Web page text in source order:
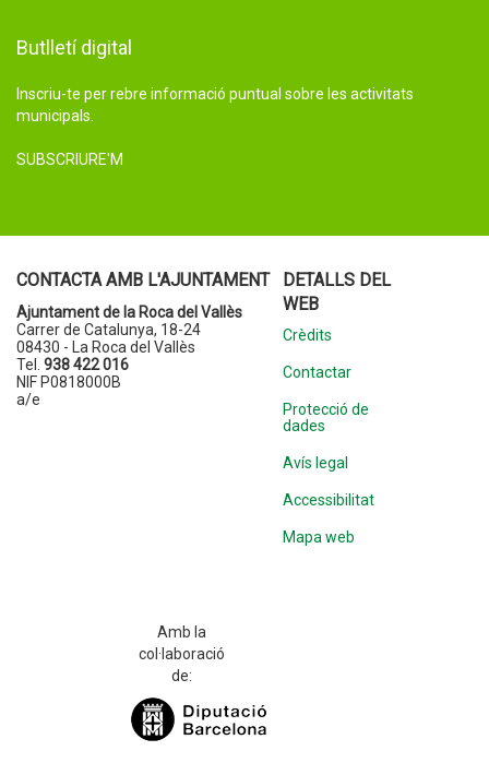
Butlletí digital
Inscriu-te per rebre informació puntual sobre les activitats
municipals.
SUBSCRIURE'M
CONTACTA AMB L'AJUNTAMENT
Ajuntament de la Roca del Vallès
Carrer de Catalunya, 18-24
08430 - La Roca del Vallès
Tel. 938 422 016
NIF P0818000B
a/e
DETALLS DEL
WEB
Crèdits
Contactar
Protecció de
dades
Avís legal
Accessibilitat
Mapa web
Amb la
col·laboració
de: